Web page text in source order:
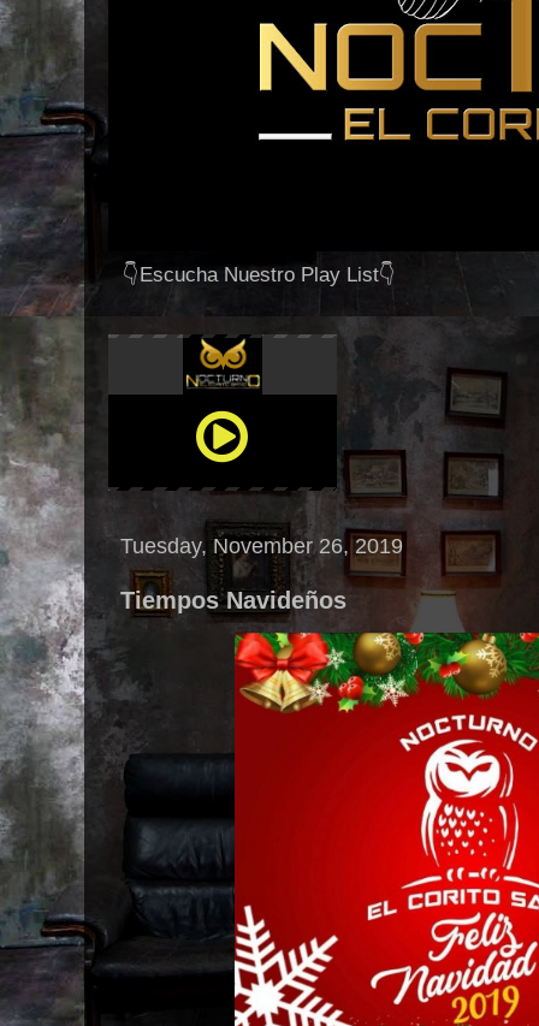
👇Escucha Nuestro Play List👇
Tuesday, November 26, 2019
Tiempos Navideños